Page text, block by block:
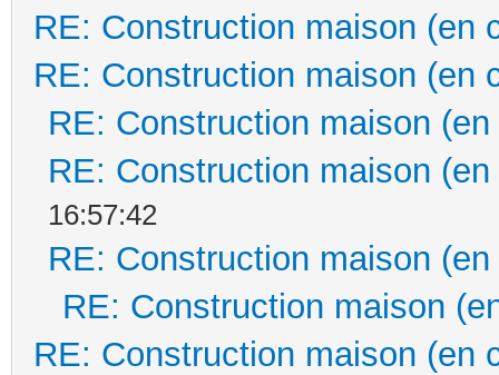
RE: Construction maison (en
RE: Construction maison (en
RE: Construction maison
RE: Construction maison
16:57:42
RE: Construction maison
RE: Construction maison
RE: Construction maison (en